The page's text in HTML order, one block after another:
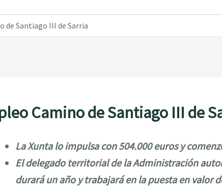
de Santiago III de Sarria
Camino de Santiago III de
La Xunta lo impulsa con 504.000 euros y
El delegado territorial de la Administración
durará un año y trabajará en la puesta en valor